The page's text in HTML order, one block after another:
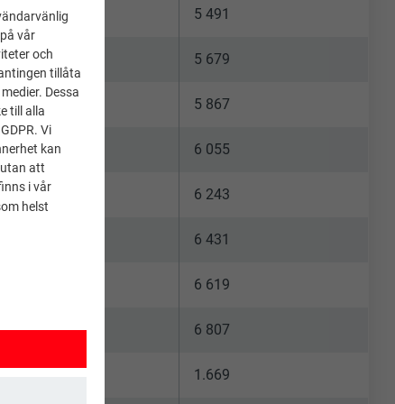
13 050 5 491
13 500 5 679
13 950 5 867
14 400 6 055
14 850 6 243
6 431
6 619
16 200 6 807
1.669
vår
och
tillåta
Dessa
till alla
Vi
kan
att
i vår
helst